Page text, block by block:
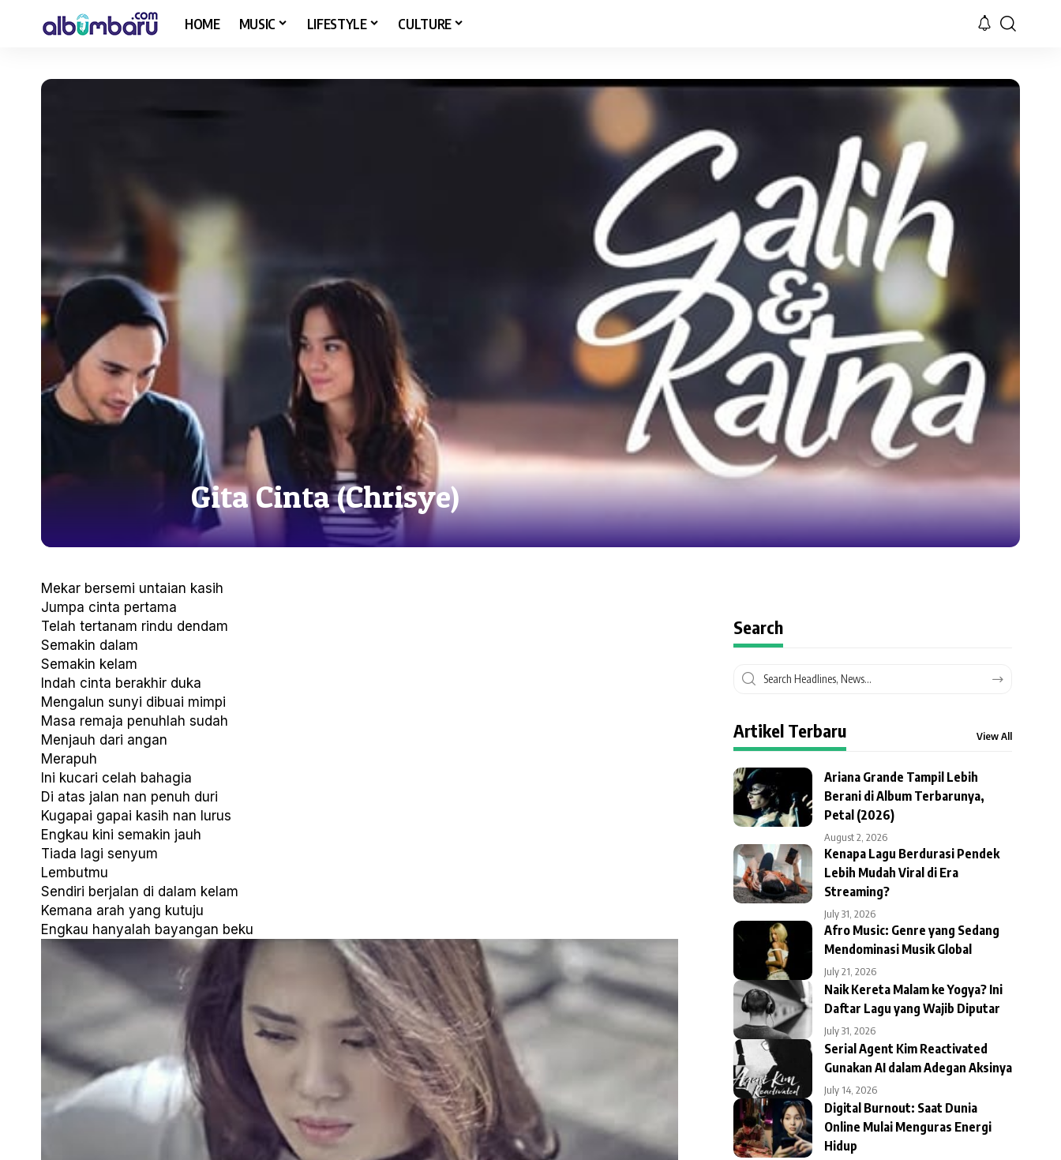
HOME MUSIC LIFESTYLE CULTURE
Gita Cinta (Chrisye)
Mekar bersemi untaian kasih
Jumpa cinta pertama
Telah tertanam rindu dendam
Semakin dalam
Semakin kelam
Indah cinta berakhir duka
Mengalun sunyi dibuai mimpi
Masa remaja penuhlah sudah
Menjauh dari angan
Merapuh
Ini kucari celah bahagia
Di atas jalan nan penuh duri
Kugapai gapai kasih nan lurus
Engkau kini semakin jauh
Tiada lagi senyum
Lembutmu
Sendiri berjalan di dalam kelam
Kemana arah yang kutuju
Engkau hanyalah bayangan beku
Search
Artikel Terbaru View All
Ariana Grande Tampil Lebih
Berani di Album Terbarunya,
Petal (2026)
August 2, 2026
Kenapa Lagu Berdurasi Pendek
Lebih Mudah Viral di Era
Streaming?
July 31, 2026
Afro Music: Genre yang Sedang
Mendominasi Musik Global
July 21, 2026
Naik Kereta Malam ke Yogya? Ini
Daftar Lagu yang Wajib Diputar
July 31, 2026
Serial Agent Kim Reactivated
Gunakan AI dalam Adegan Aksinya
July 14, 2026
Digital Burnout: Saat Dunia
Online Mulai Menguras Energi
Hidup